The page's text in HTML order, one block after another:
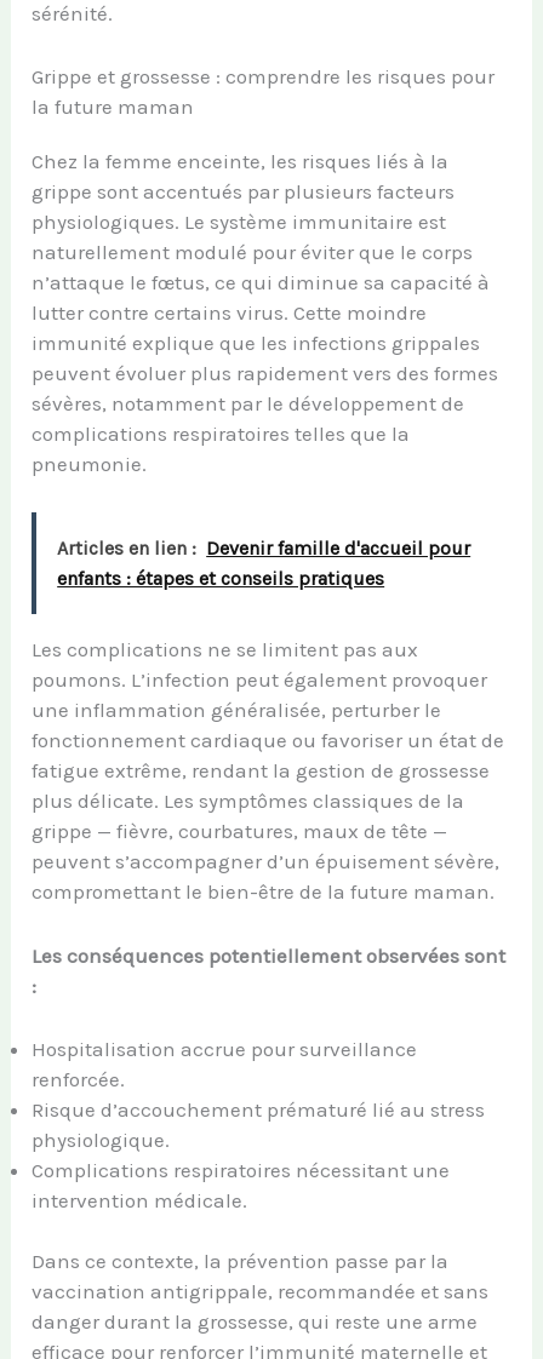
sérénité.
Grippe et grossesse : comprendre les risques pour
la future maman
Chez la femme enceinte, les risques liés à la
grippe sont accentués par plusieurs facteurs
physiologiques. Le système immunitaire est
naturellement modulé pour éviter que le corps
n’attaque le fœtus, ce qui diminue sa capacité à
lutter contre certains virus. Cette moindre
immunité explique que les infections grippales
peuvent évoluer plus rapidement vers des formes
sévères, notamment par le développement de
complications respiratoires telles que la
pneumonie.
Articles en lien : Devenir famille d'accueil pour
enfants : étapes et conseils pratiques
Les complications ne se limitent pas aux
poumons. L’infection peut également provoquer
une inflammation généralisée, perturber le
fonctionnement cardiaque ou favoriser un état de
fatigue extrême, rendant la gestion de grossesse
plus délicate. Les symptômes classiques de la
grippe — fièvre, courbatures, maux de tête —
peuvent s’accompagner d’un épuisement sévère,
compromettant le bien-être de la future maman.
Les conséquences potentiellement observées sont
:
Hospitalisation accrue pour surveillance
renforcée.
Risque d’accouchement prématuré lié au stress
physiologique.
Complications respiratoires nécessitant une
intervention médicale.
Dans ce contexte, la prévention passe par la
vaccination antigrippale, recommandée et sans
danger durant la grossesse, qui reste une arme
efficace pour renforcer l’immunité maternelle et